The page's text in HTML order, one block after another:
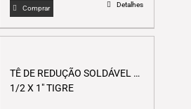
R$15,00.
is:
R$6,00.
Comprar Detalhes
TÊ DE REDUÇÃO SOLDÁVEL 1″
1/2 X 1″ TIGRE